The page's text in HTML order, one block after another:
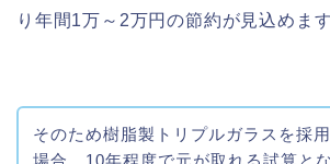
り年間1万～2万円の節約が見込めます
そのため樹脂製トリプルガラスを採